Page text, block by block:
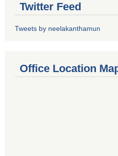
Twitter Feed
Tweets by neelakanthamun
Office Location